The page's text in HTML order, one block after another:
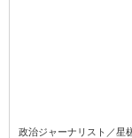
政治ジャーナリスト／星